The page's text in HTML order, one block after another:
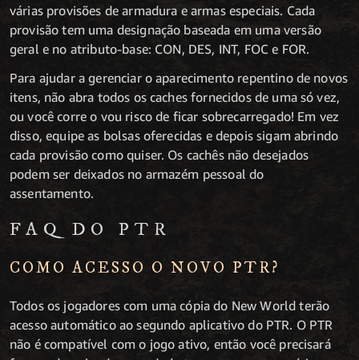
várias provisões de armadura e armas especiais. Cada
provisão tem uma designação baseada em uma versão
geral e no atributo-base: CON, DES, INT, FOC e FOR.
Para ajudar a gerenciar o aparecimento repentino de novos
itens, não abra todos os caches fornecidos de uma só vez,
ou você corre o vou risco de ficar sobrecarregado! Em vez
disso, equipe as bolsas oferecidas e depois sigam abrindo
cada provisão como quiser. Os cachês não desejados
podem ser deixados no armazém pessoal do
assentamento.
FAQ DO PTR
COMO ACESSO O NOVO PTR?
Todos os jogadores com uma cópia do New World terão
acesso automático ao segundo aplicativo do PTR. O PTR
não é compatível com o jogo ativo, então você precisará